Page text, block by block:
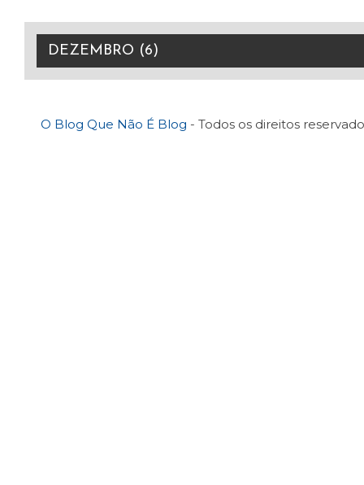
O Blog Que Não É Blog - Todos os direitos